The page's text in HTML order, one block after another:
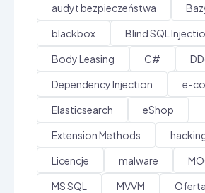
audyt bezpieczeństwa
blackbox
Blind SQL
Body Leasing
C#
Dependency Injection
e-
Elasticsearch
eShop
Extension Methods
Licencje
malware
MS SQL
MVVM
Oferta